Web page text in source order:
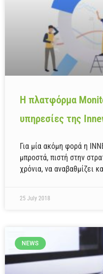
Η πλατφόρμα
υπηρεσίες της
Για μία ακόμη φορά η
μπροστά, πιστή στην
χρόνια, να αναβαθμίζει
25 July 2018
NEWS